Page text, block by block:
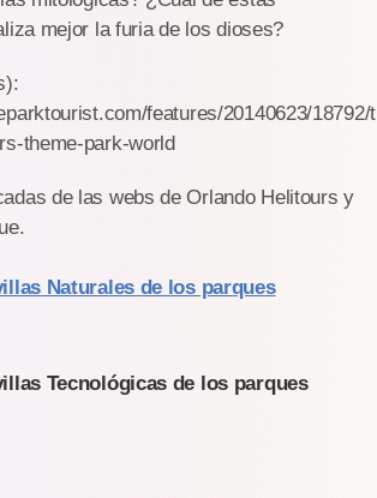
mejor la furia de los dioses?
features/20140623/18792/
theme-park-world
de las webs de Orlando Helitours y
Naturales de los parques
Tecnológicas de los parques